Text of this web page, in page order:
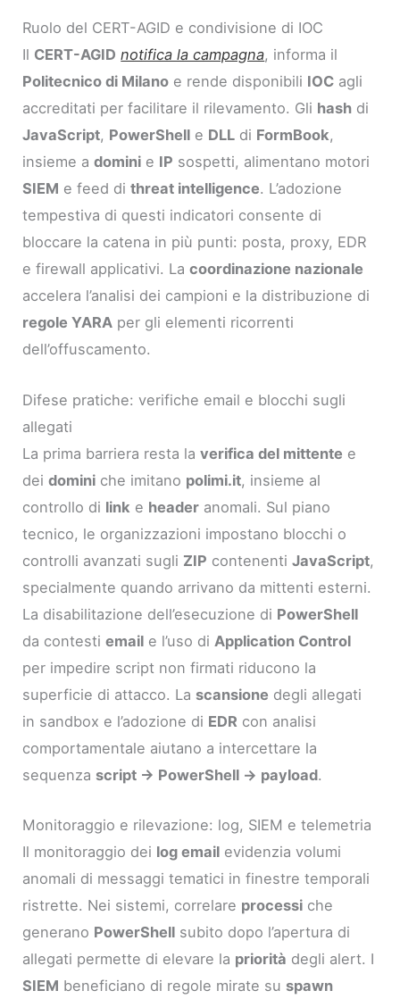
Ruolo del CERT-AGID e condivisione di IOC
Il CERT-AGID notifica la campagna, informa il
Politecnico di Milano e rende disponibili IOC agli
accreditati per facilitare il rilevamento. Gli hash di
JavaScript, PowerShell e DLL di FormBook,
insieme adomini e IP sospetti, alimentano motori
SIEM e feed dithreat intelligence. L’adozione
tempestiva di questi indicatori consente di
bloccare la catena in più punti: posta, proxy, EDR
e firewall applicativi. Lacoordinazione nazionale
accelera l’analisi dei campioni e la distribuzione di
regole YARA per gli elementi ricorrenti
dell’offuscamento.
Difese pratiche: verifiche email e blocchi sugli
allegati
La prima barriera resta laverifica del mittente e
deidomini che imitano polimi.it, insieme al
controllo di link e header anomali. Sul piano
tecnico, le organizzazioni impostano blocchi o
controlli avanzati sugli ZIP contenentiJavaScript,
specialmente quando arrivano da mittenti esterni.
La disabilitazione dell’esecuzione di PowerShell
da contestiemail e l’uso di Application Control
per impedire script non firmati riducono la
superficie di attacco. La scansione degli allegati
in sandbox e l’adozione di EDR con analisi
comportamentale aiutano a intercettare la
sequenza script → PowerShell → payload.
Monitoraggio e rilevazione: log, SIEM e telemetria
Il monitoraggio dei log email evidenzia volumi
anomali di messaggi tematici in finestre temporali
ristrette. Nei sistemi, correlare processi che
generano PowerShell subito dopo l’apertura di
allegati permette di elevare la priorità degli alert. I
SIEM beneficiano di regole mirate su spawn